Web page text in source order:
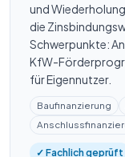
und
die
Schwerpunkte:
KfW-
für Eigennutzer.
Baufinanzierung
✓ Fachlich geprüft